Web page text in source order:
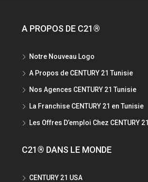
A PROPOS DE C21®
Notre Nouveau Logo
A Propos de CENTURY 21 Tunisie
Nos Agences CENTURY 21 Tunisie
La Franchise CENTURY 21 en Tunisie
Les Offres D’emploi Chez CENTURY 21
C21® DANS LE MONDE
CENTURY 21 USA